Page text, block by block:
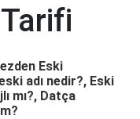
Eski
adı nedir?, Eski
mı?, Datça